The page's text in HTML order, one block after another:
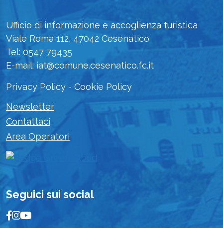
Ufficio di informazione e accoglienza turistica
Viale Roma 112, 47042 Cesenatico
Tel: 0547 79435
E-mail: iat@comune.cesenatico.fc.it
Privacy Policy - Cookie Policy
Newsletter
Contattaci
Area Operatori
Seguici sui social